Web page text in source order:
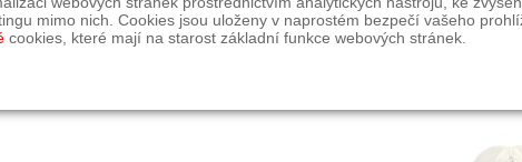
mimo nich. Cookies jsou uloženy v naprostém bezpečí vašeho
cookies, které mají na starost základní funkce webových stránek.